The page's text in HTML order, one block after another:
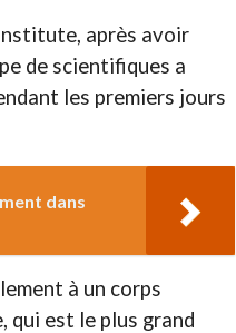
après avoir
de scientifiques a
les premiers jours
dans
à un corps
qui est le plus grand